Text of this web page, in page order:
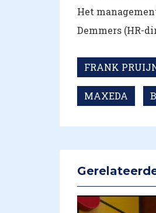
Het
Demmers (HR-
FRANK
MAXEDA